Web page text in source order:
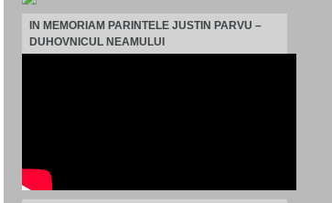
IN MEMORIAM PARINTELE JUSTIN PARVU –
DUHOVNICUL NEAMULUI